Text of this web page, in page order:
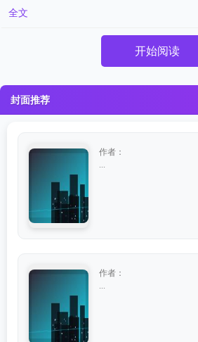
全文
开始阅读
封面推荐
作者：
作者：